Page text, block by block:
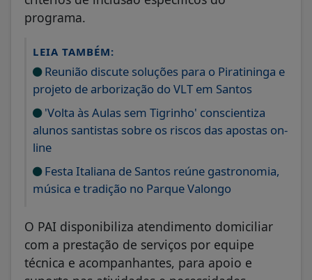
LEIA TAMBÉM:
Reunião discute soluções para o Piratininga e
projeto de arborização do VLT em Santos
'Volta às Aulas sem Tigrinho' conscientiza
line
Festa Italiana de Santos reúne gastronomia,
O PAI disponibiliza atendimento domiciliar
técnica e acompanhantes, para apoio e
suporte nas atividades e necessidades
diárias.